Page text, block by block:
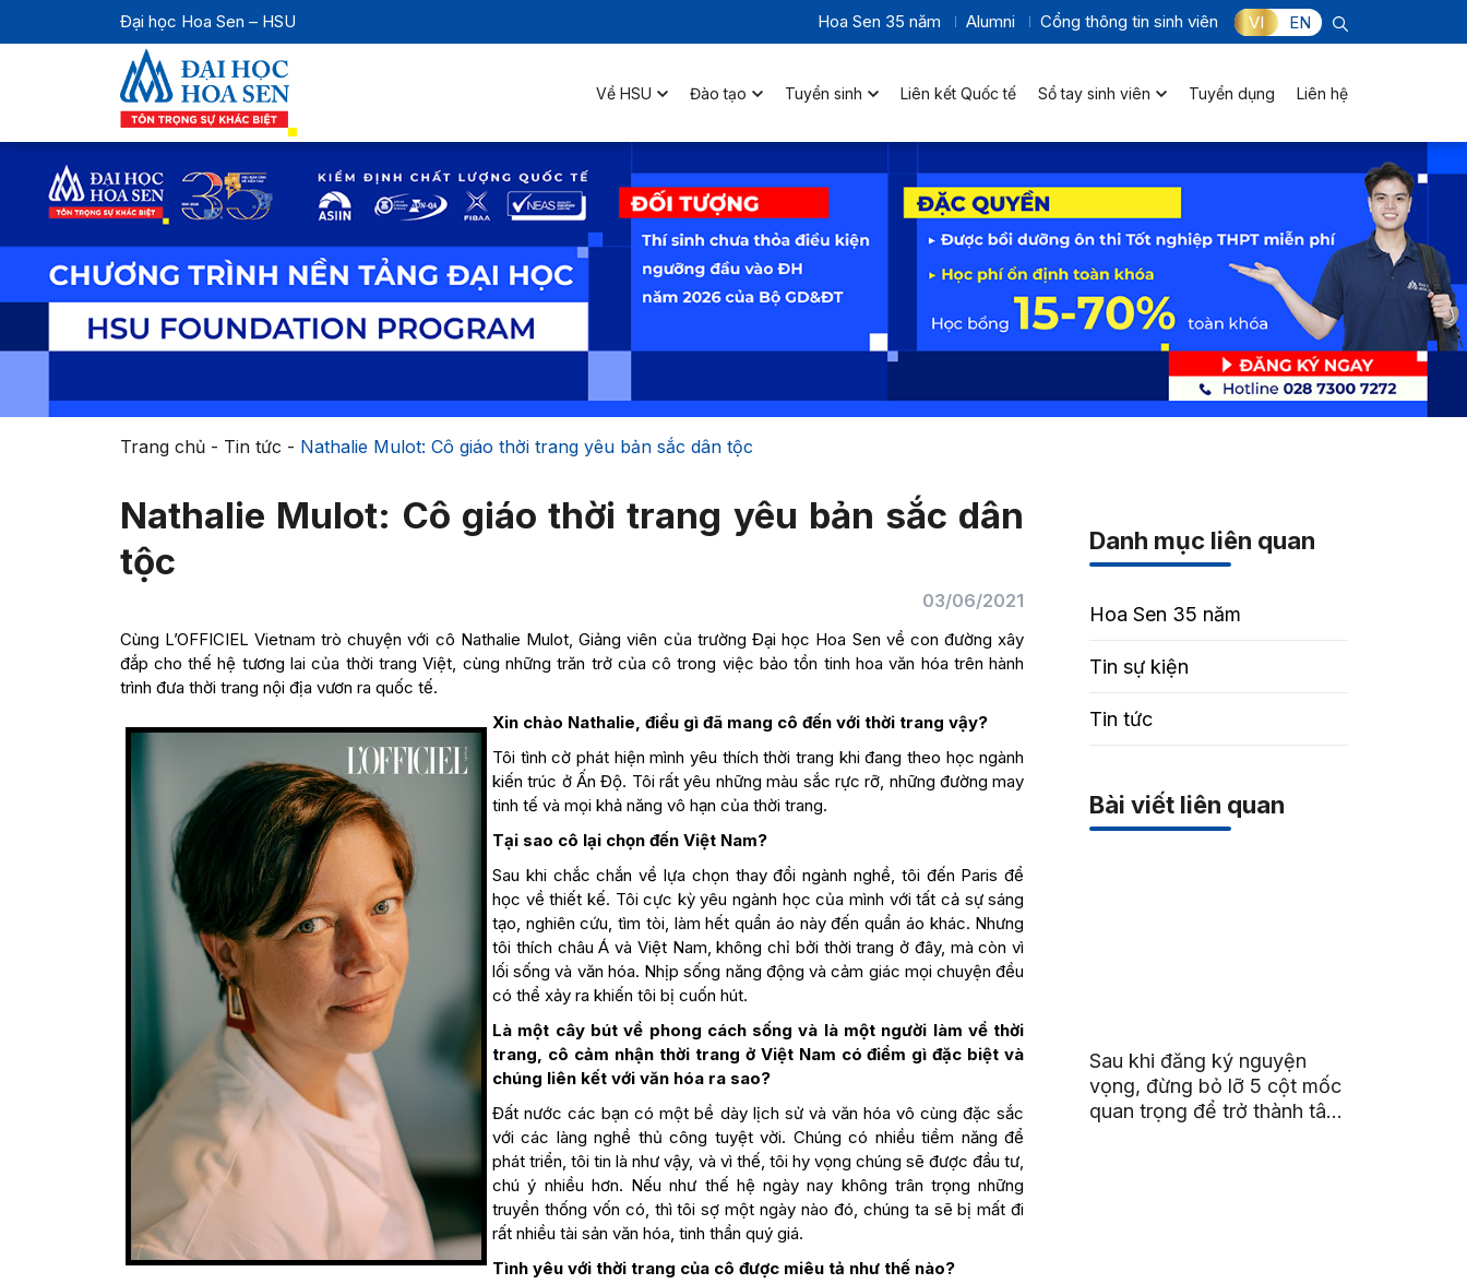
Đại học Hoa Sen – HSU Hoa Sen 35 năm Alumni Cổng thông tin sinh viên VI EN
Về HSU Đào tạo Tuyển sinh Liên kết Quốc tế Sổ tay sinh viên Tuyển dụng Liên hệ
Trang chủ- Tin tức - Nathalie Mulot: Cô giáo thời trang yêu bản sắc dân tộc
Nathalie Mulot: Cô giáo thời trang yêu bản sắc dân
tộc
03/06/2021
Cùng L’OFFICIEL Vietnam trò chuyện với cô Nathalie Mulot, Giảng viên của trường Đại học Hoa Sen về con đường xây
đắp cho thế hệ tương lai của thời trang Việt, cùng những trăn trở của cô trong việc bảo tồn tinh hoa văn hóa trên hành
trình đưa thời trang nội địa vươn ra quốc tế.
Xin chào Nathalie, điều gì đã mang cô đến với thời trang vậy?
Tôi tình cờ phát hiện mình yêu thích thời trang khi đang theo học ngành
kiến trúc ở Ấn Độ. Tôi rất yêu những màu sắc rực rỡ, những đường may
tinh tế và mọi khả năng vô hạn của thời trang.
Tại sao cô lại chọn đến Việt Nam?
Sau khi chắc chắn về lựa chọn thay đổi ngành nghề, tôi đến Paris để
học về thiết kế. Tôi cực kỳ yêu ngành học của mình với tất cả sự sáng
tạo, nghiên cứu, tìm tòi, làm hết quần áo này đến quần áo khác. Nhưng
tôi thích châu Á và Việt Nam, không chỉ bởi thời trang ở đây, mà còn vì
lối sống và văn hóa. Nhịp sống năng động và cảm giác mọi chuyện đều
có thể xảy ra khiến tôi bị cuốn hút.
Là một cây bút về phong cách sống và là một người làm về thời
trang, cô cảm nhận thời trang ở Việt Nam có điểm gì đặc biệt và
chúng liên kết với văn hóa ra sao?
Đất nước các bạn có một bề dày lịch sử và văn hóa vô cùng đặc sắc
với các làng nghề thủ công tuyệt vời. Chúng có nhiều tiềm năng để
phát triển, tôi tin là như vậy, và vì thế, tôi hy vọng chúng sẽ được đầu tư,
chú ý nhiều hơn. Nếu như thế hệ ngày nay không trân trọng những
truyền thống vốn có, thì tôi sợ một ngày nào đó, chúng ta sẽ bị mất đi
rất nhiều tài sản văn hóa, tinh thần quý giá.
Tình yêu với thời trang của cô được miêu tả như thế nào?
Danh mục liên quan
Hoa Sen 35 năm
Tin sự kiện
Tin tức
Bài viết liên quan
Sau khi đăng ký nguyện
vọng, đừng bỏ lỡ 5 cột mốc
quan trọng để trở thành tân